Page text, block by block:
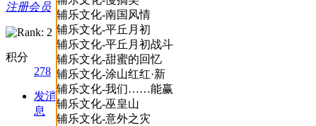
注册会员
积分
278
发消
息
辅乐文化-南国风情
辅乐文化-平丘月初
辅乐文化-平丘月初战斗
辅乐文化-甜蜜的回忆
辅乐文化-涂山红红·新
辅乐文化-我们……能赢
辅乐文化-巫皇山
辅乐文化-意外之灾